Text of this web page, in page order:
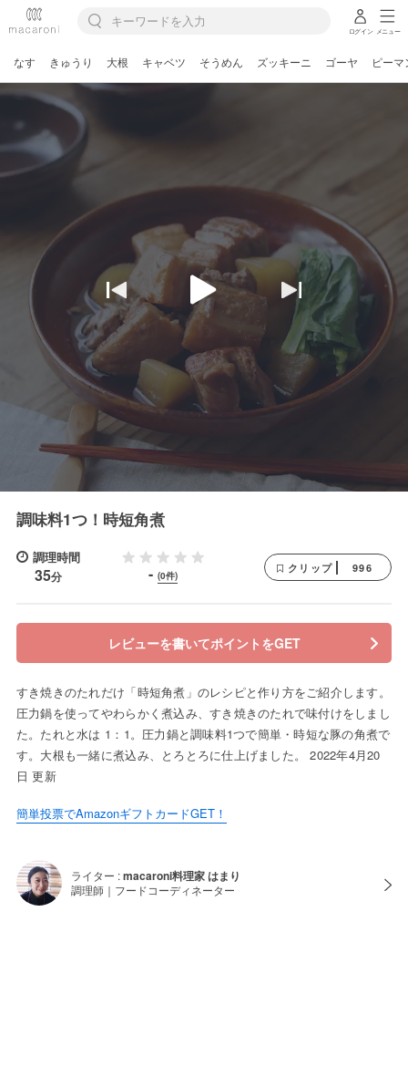
ログイン メニュー
なす きゅうり 大根 キャベツ そうめん ズッキーニ ゴーヤ ピーマ
調味料1つ！時短角煮
調理時間
35分 - (0件)
クリップ 996
レビューを書いてポイントをGET
すき焼きのたれだけ「時短角煮」のレシピと作り方をご紹介します。
圧力鍋を使ってやわらかく煮込み、すき焼きのたれで味付けをしまし
た。たれと水は 1：1。圧力鍋と調味料1つで簡単・時短な豚の角煮で
す。大根も一緒に煮込み、とろとろに仕上げました。 2022年4月20
日 更新
簡単投票でAmazonギフトカードGET！
ライター :macaroni料理家 はまり
調理師｜フードコーディネーター